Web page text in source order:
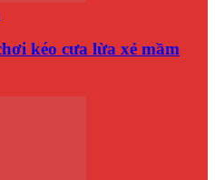
kéo cưa lừa xẻ mầm